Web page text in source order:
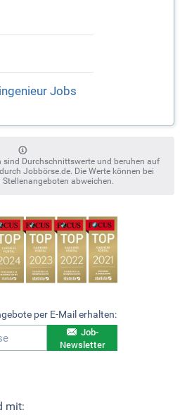
Jobs
sind Durchschnittswerte und beruhen auf
Jobbörse.de. Die Werte können bei
abweichen.
per E-Mail erhalten:
Job-
Newsletter
mit: